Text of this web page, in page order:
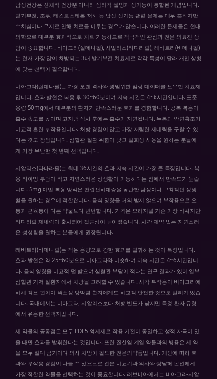
남성건강은 신체적 건강뿐 아니라 심리적 웰빙과 성기능이 통합된 개념입니다.
발기부전, 조루, 테스토스테론 저하 등 남성 성기능 관련 문제는 매우 흔하지만
수치심이나 무지로 인해 치료를 미루는 경우가 많습니다. 이러한 문제들은 현대
의학으로 대부분 효과적으로 치료 가능하므로 적극적인 관심과 전문 의료진 상
담이 중요합니다. 비아그라(실데나필), 시알리스(타다라필), 레비트라(바데나필)
는 현재 가장 많이 처방되는 3대 발기부전 치료제로 각각 특성이 달라 개인 상황
에 맞는 선택이 필요합니다.
비아그라(실데나필)는 가장 오랜 역사와 광범위한 임상 데이터를 보유한 치료제
입니다. 효과 발현은 복용 후 30~60분이며 지속 시간은 4~6시간입니다. 표준
용량 50mg에서 대부분의 환자가 만족스러운 효과를 경험합니다. 공복 복용이
흡수 속도를 높이며 고지방 식사 후에는 흡수가 지연됩니다. 두통과 안면홍조가
비교적 흔한 부작용입니다. 처방 경험이 많고 가장 저렴한 제네릭을 구할 수 있
다는 것도 장점입니다. 심혈관 질환 위험이 낮고 일회성 사용을 원하는 분들에
게 가장 무난한 첫 번째 선택입니다.
시알리스(타다라필)는 최대 36시간의 효과 지속 시간이 가장 큰 특징입니다. 복
용 타이밍 부담이 적고 자연스러운 성생활이 가능하다는 점에서 만족도가 높습
니다. 5mg 매일 복용 방식은 전립선비대증을 동반한 남성이나 규칙적인 성생
활을 원하는 경우에 적합합니다. 음식 영향을 거의 받지 않으며 부작용으로 요
통과 근육통이 다른 약물보다 빈번합니다. 가격은 오리지널 기준 가장 비싸지만
타다라필 제네릭이 출시되어 접근성이 높아졌습니다. 시간 제약 없는 자연스러
운 성생활을 원하는 분들에게 권장됩니다.
레비트라(바데나필)는 적은 용량으로 강한 효과를 발휘하는 것이 특징입니다.
효과 발현은 약 25~60분으로 비아그라와 비슷하며 지속 시간은 4~6시간입니
다. 음식 영향을 비교적 덜 받으며 심혈관 부담이 적다는 연구 결과가 있어 일부
심혈관 기저 질환자에서 처방을 고려할 수 있습니다. 시각 부작용이 비아그라에
비해 적은 편이며 색소성 망막염 환자에게도 비교적 안전한 것으로 알려져 있습
니다. 국내에서는 비아그라, 시알리스보다 처방 빈도가 낮지만 특정 환자 유형
에서 유용한 선택지입니다.
세 약물의 공통점은 모두 PDE5 억제제로 작용 기전이 동일하고 성적 자극이 있
을 때만 효과를 발휘한다는 것입니다. 또한 질산염 계열 약물과의 병용은 세 약
물 모두 절대 금기이며 의사 처방이 필요한 전문의약품입니다. 개인에 따라 효
과와 부작용 경험이 다를 수 있으므로 전문 비뇨기과 의사와 상담해 본인에게
가장 적합한 약물을 선택하는 것이 중요합니다. 러브비아에서는 비아그라·시알